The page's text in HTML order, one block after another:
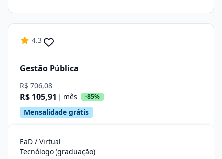
4.3
Gestão Pública
R$ 706,08
R$ 105,91 | mês -85%
Mensalidade grátis
EaD / Virtual
Tecnólogo (graduação)